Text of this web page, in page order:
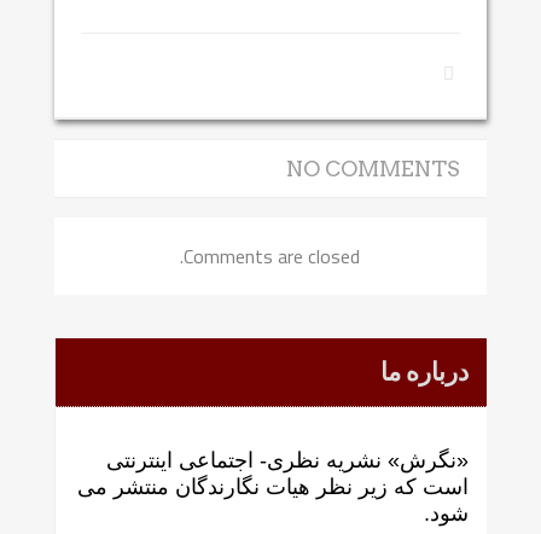
NO COMMENTS
Comments are closed.
درباره ما
«نگرش» نشریه نظری- اجتماعی اینترنتی
است که زير نظر هيات نگارندگان منتشر می
شود.